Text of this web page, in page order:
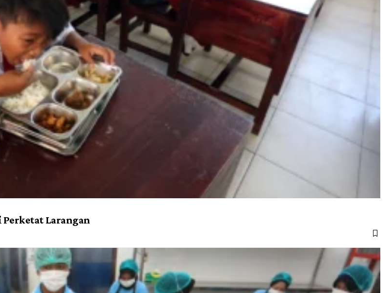
Perketat Larangan